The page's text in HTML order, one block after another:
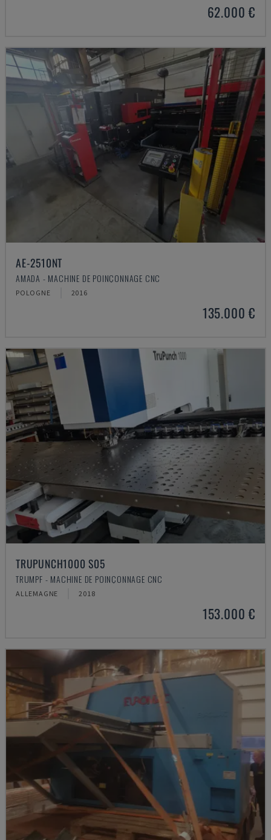
62.000 €
AE-2510NT
AMADA - MACHINE DE POINÇONNAGE CNC
POLOGNE 2016
135.000 €
TRUPUNCH1000 S05
TRUMPF - MACHINE DE POINÇONNAGE CNC
ALLEMAGNE 2018
153.000 €